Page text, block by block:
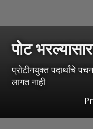
पोट
प्रोटीनयुक्त पदार्थांचे
लागत नाही